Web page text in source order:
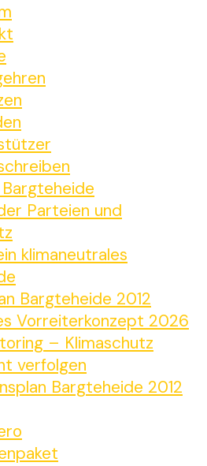
Parteien und
klimaneutrales
Bargteheide 2012
Vorreiterkonzept 2026
– Klimaschutz
verfolgen
Bargteheide 2012